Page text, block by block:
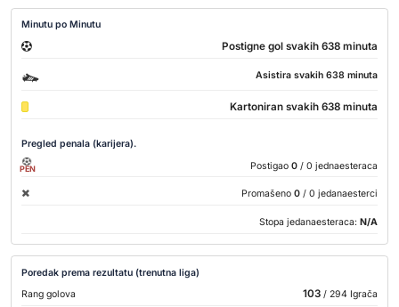
Minutu po Minutu
Postigne gol svakih 638 minuta
Asistira svakih 638 minuta
Kartoniran svakih 638 minuta
Pregled penala (karijera).
PEN Postigao 0 / 0 jednaesteraca
Promašeno 0 / 0 jedanaesterci
Stopa jedanaesteraca: N/A
Poredak prema rezultatu (trenutna liga)
Rang golova
103/ 294 Igrača